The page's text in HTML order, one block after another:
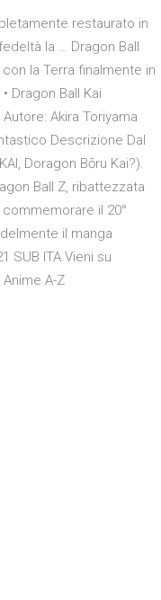
restaurato in
la … Dragon Ball
la Terra finalmente in
Dragon Ball Kai
Akira Toriyama
Descrizione Dal
Doragon Bōru Kai?).
Ball Z, ribattezzata
il 20°
il manga
SUB ITA.Vieni su
A-Z